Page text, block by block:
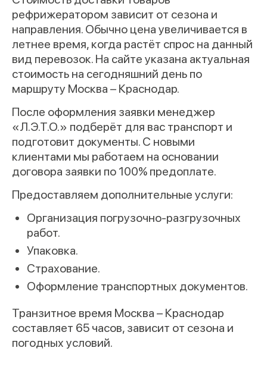
рефрижератором зависит от сезона и
направления. Обычно цена увеличивается в
летнее время, когда растёт спрос на данный
вид перевозок. На сайте указана актуальная
стоимость на сегодняшний день по
маршруту Москва – Краснодар.
После оформления заявки менеджер
«Л.Э.Т.О.» подберёт для вас транспорт и
подготовит документы. С новыми
клиентами мы работаем на основании
договора заявки по 100% предоплате.
Предоставляем дополнительные услуги:
Организация погрузочно-разгрузочных
работ.
Упаковка.
Страхование.
Оформление транспортных документов.
Транзитное время Москва – Краснодар
составляет 65 часов, зависит от сезона и
погодных условий.